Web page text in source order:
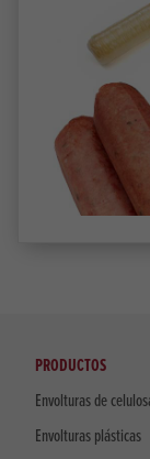
PRODUCTOS
Envolturas de
Envolturas plásticas